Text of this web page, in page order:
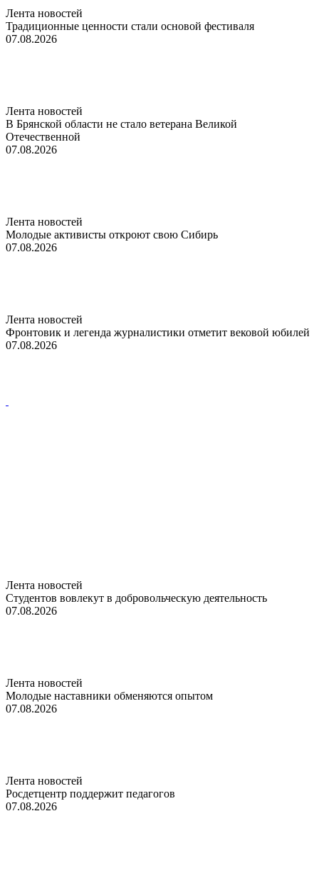
Лента новостей
Традиционные ценности стали основой фестиваля
07.08.2026
Лента новостей
В Брянской области не стало ветерана Великой
Отечественной
07.08.2026
Лента новостей
Молодые активисты откроют свою Сибирь
07.08.2026
Лента новостей
Фронтовик и легенда журналистики отметит вековой юбилей
07.08.2026
Лента новостей
Студентов вовлекут в добровольческую деятельность
07.08.2026
Лента новостей
Молодые наставники обменяются опытом
07.08.2026
Лента новостей
Росдетцентр поддержит педагогов
07.08.2026